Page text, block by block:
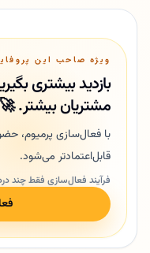
ویژه صاحب این
بازدید بیشتری
مشتریان بیشتر. 🚀
با فعال‌سازی پرمیوم،
قابل‌اعتمادتر می‌شود.
فرآیند فعال‌سازی فقط چند